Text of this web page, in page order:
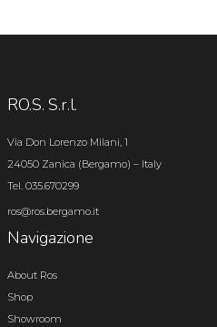
RO.S. S.r.l.
Via Don Lorenzo Milani, 1
24050 Zanica (Bergamo) – Italy
Tel. 035.670299
ros@ros.bergamo.it
Navigazione
About Ros
Shop
Showroom